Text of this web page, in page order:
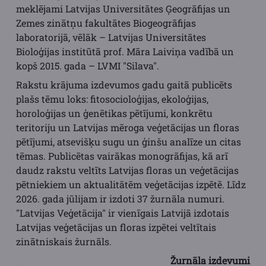
meklējami Latvijas Universitātes Ģeogrāfijas un
Zemes zinātņu fakultātes Biogeogrāfijas
laboratorijā, vēlāk – Latvijas Universitātes
Bioloģijas institūtā prof. Māra Laiviņa vadībā un
kopš 2015. gada – LVMI "Silava".
Rakstu krājuma izdevumos gadu gaitā publicēts
plašs tēmu loks: fitosocioloģijas, ekoloģijas,
horoloģijas un ģenētikas pētījumi, konkrētu
teritoriju un Latvijas mēroga veģetācijas un floras
pētījumi, atsevišķu sugu un ģinšu analīze un citas
tēmas. Publicētas vairākas monogrāfijas, kā arī
daudz rakstu veltīts Latvijas floras un veģetācijas
pētniekiem un aktualitātēm veģetācijas izpētē. Līdz
2026. gada jūlijam ir izdoti 37 žurnāla numuri.
"Latvijas Veģetācija" ir vienīgais Latvijā izdotais
Latvijas veģetācijas un floras izpētei veltītais
zinātniskais žurnāls.
Žurnāla izdevumi